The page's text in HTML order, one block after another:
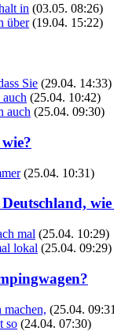
in (03.05. 08:26)
über (19.04. 15:22)
Sie (29.04. 14:33)
(25.04. 10:42)
auch (25.04. 09:30)
(25.04. 10:31)
mal (25.04. 10:29)
lokal (25.04. 09:29)
machen, (25.04.
so (24.04. 07:30)